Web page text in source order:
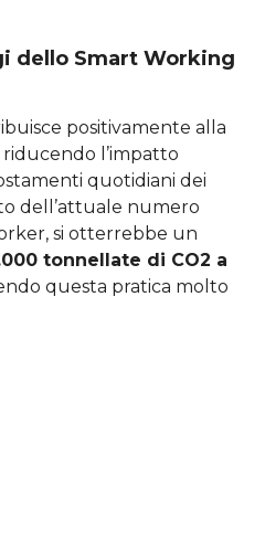
dello Smart Working
positivamente alla
l’impatto
quotidiani dei
dell’attuale numero
si otterrebbe un
tonnellate di CO2 a
questa pratica molto